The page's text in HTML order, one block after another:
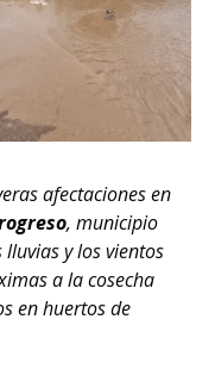
afectaciones en
, municipio
lluvias y los vientos
a la cosecha
en huertos de